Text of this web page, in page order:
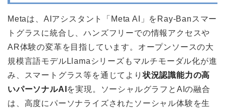
Metaは、AIアシスタント「Meta AI」をRay-Banスマー
トグラスに統合し、ハンズフリーでの情報アクセスや
AR体験の変革を目指しています。オープンソースの大
規模言語モデルLlamaシリーズもマルチモーダル化が進
み、スマートグラス等を通じてより状況認識能力の高
いパーソナルAI を実現。ソーシャルグラフとAIの融合
は、高度にパーソナライズされたソーシャル体験を生